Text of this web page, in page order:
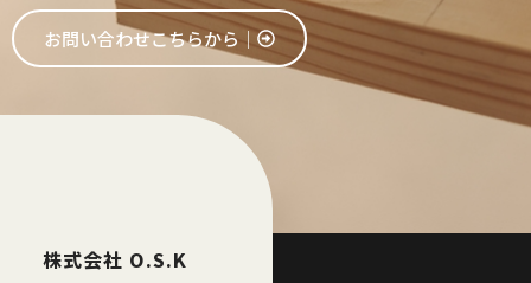
お問い合わせこちらから│
株式会社 O.S.K